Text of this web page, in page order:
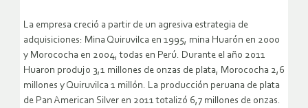
La empresa creció a partir de un agresiva estrategia de
adquisiciones: Mina Quiruvilca en 1995, mina Huarón en 2000
y Morococha en 2004, todas en Perú. Durante el año 2011
Huaron produjo 3,1 millones de onzas de plata, Morococha 2,6
millones y Quiruvilca 1 millón. La producción peruana de plata
de Pan American Silver en 2011 totalizó 6,7 millones de onzas.